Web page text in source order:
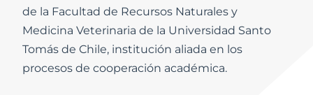
de la Facultad de Recursos Naturales y
Medicina Veterinaria de la Universidad Santo
Tomás de Chile, institución aliada en los
procesos de cooperación académica.